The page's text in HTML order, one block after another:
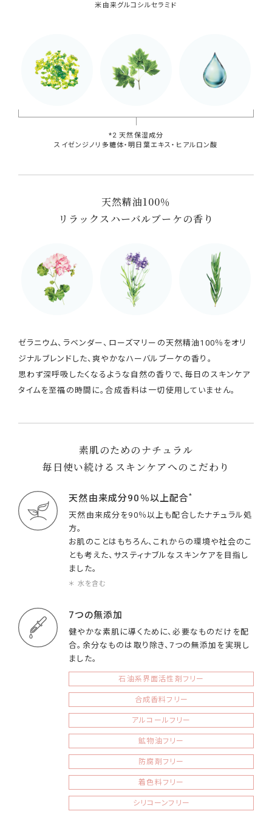
米由来グルコシルセラミド
*2 天然保湿成分
スイゼンジノリ多糖体・明日葉エキス・ヒアルロン酸
天然精油100％
リラックスハーバルブーケの香り
ゼラニウム、ラベンダー、ローズマリーの天然精油100％をオリ
ジナルブレンドした、爽やかなハーバルブーケの香り。
思わず深呼吸したくなるような自然の香りで、毎日のスキンケア
タイムを至福の時間に。合成香料は一切使用していません。
素肌のためのナチュラル
毎日使い続けるスキンケアへのこだわり
天然由来成分90％以上配合*
天然由来成分を90％以上も配合したナチュラル処
方。
お肌のことはもちろん、これからの環境や社会のこ
とも考えた、サスティナブルなスキンケアを目指し
ました。
＊ 水を含む
7つの無添加
健やかな素肌に導くために、必要なものだけを配
合。余分なものは取り除き、7つの無添加を実現し
ました。
石油系界面活性剤フリー
合成香料フリー
アルコールフリー
鉱物油フリー
防腐剤フリー
着色料フリー
シリコーンフリー